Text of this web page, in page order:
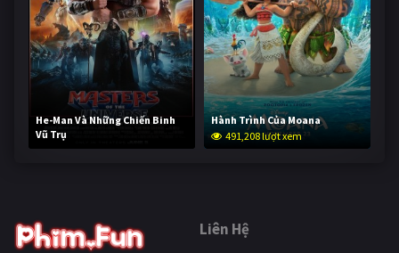
He-Man Và Những Chiến Binh
Vũ Trụ
240,051 lượt xem
Hành Trình Của Moana
491,208 lượt xem
Liên Hệ